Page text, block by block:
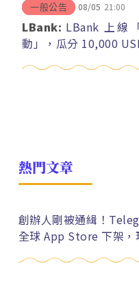
一般公告 08/05 21:00
LBank: LBank 上線
動」，瓜分 10,000
熱門文章
創辦人剛被通緝！
全球 App Store 下架，